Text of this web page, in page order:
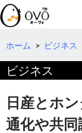
検
索
コ
テ
へ
ホーム > ビジネス
ビジネス
日産とホ
通化や共同